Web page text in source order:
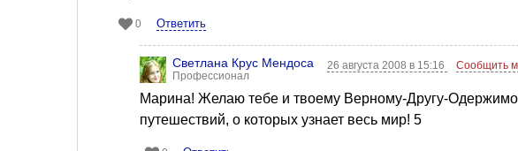
0 Ответить
Светлана Крус Мендоса
Профессионал
26 августа 2008 в 15:16 Сообщить
Марина! Желаю тебе и твоему Верному-Другу-
путешествий, о которых узнает весь мир! 5